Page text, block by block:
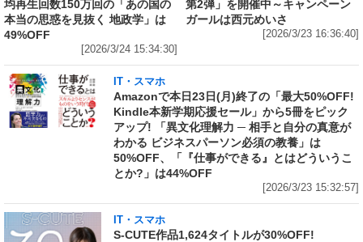
均再生回数150万回の「あの国の
本当の思惑を見抜く 地政学」は
49%OFF
[2026/3/24 15:34:30]
第2弾」を開催中～キャンペーン
ガールは西元めいさ
[2026/3/23 16:36:40]
IT・スマホ
Amazonで本日23日(月)終了の「最大50%OFF!
Kindle本新学期応援セール」から5冊をピック
アップ! 「異文化理解力 ─ 相手と自分の真意が
わかる ビジネスパーソン必須の教養」は
50%OFF、「『仕事ができる』とはどういうこ
とか?」は44%OFF
[2026/3/23 15:32:57]
IT・スマホ
S-CUTE作品1,624タイトルが30%OFF!